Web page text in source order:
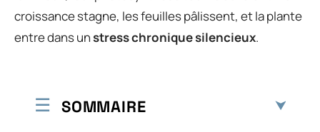
croissance stagne, les feuilles pâlissent, et la plante
entre dans unstress chronique silencieux.
SOMMAIRE